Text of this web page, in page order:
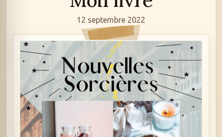
12 septembre 2022